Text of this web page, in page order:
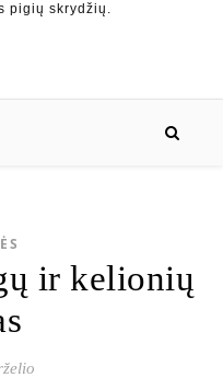
pigių skrydžių.
ir kelionių